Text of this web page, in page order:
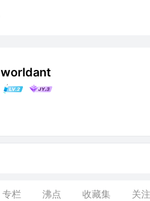
worldant
专栏 沸点 收藏集 关注